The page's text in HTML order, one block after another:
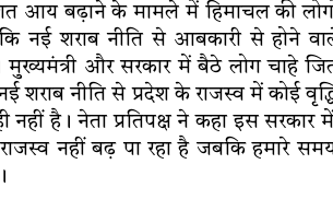
आय बढ़ाने के मामले में हिमाचल की
नई शराब नीति से आबकारी से होने
मुख्यमंत्री और सरकार में बैठे लोग चाहे
शराब नीति से प्रदेश के राजस्व में कोई
है। नेता प्रतिपक्ष ने कहा इस सरकार में
नहीं बढ़ पा रहा है जबकि हमारे